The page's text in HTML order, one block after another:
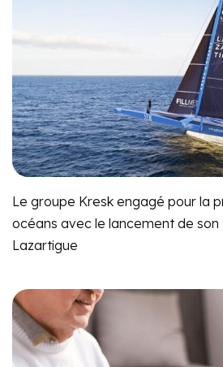
Le groupe Kresk engagé pour la
océans avec le lancement de son
Lazartigue